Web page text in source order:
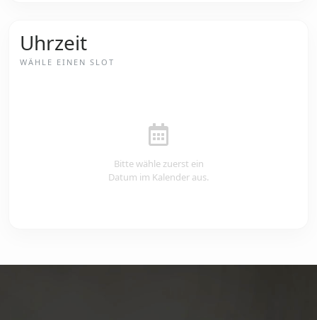
Uhrzeit
WÄHLE EINEN SLOT
Bitte wähle zuerst ein
Datum im Kalender aus.